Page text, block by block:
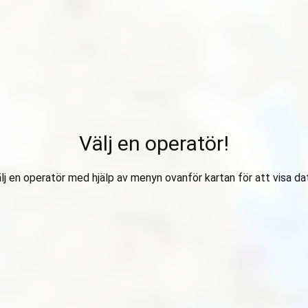
Välj en operatör!
en operatör med hjälp av menyn ovanför kartan för att visa